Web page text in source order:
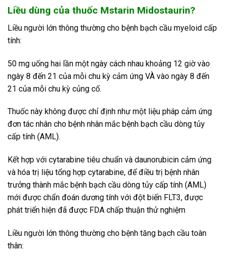
Liều dùng của thuốc Mstarin Midostaurin?
Liều người lớn thông thường cho bệnh bạch cầu myeloid cấp
tính:
50 mg uống hai lần một ngày cách nhau khoảng 12 giờ vào
ngày 8 đến 21 của mỗi chu kỳ cảm ứng VÀ vào ngày 8 đến
21 của mỗi chu kỳ củng cố.
Thuốc này không được chỉ định như một liệu pháp cảm ứng
đơn tác nhân cho bệnh nhân mắc bệnh bạch cầu dòng tủy
cấp tính (AML).
Kết hợp với cytarabine tiêu chuẩn và daunorubicin cảm ứng
và hóa trị liệu tổng hợp cytarabine, để điều trị bệnh nhân
trưởng thành mắc bệnh bạch cầu dòng tủy cấp tính (AML)
mới được chẩn đoán dương tính với đột biến FLT3, được
phát triển hiện đã được FDA chấp thuận thử nghiệm
Liều người lớn thông thường cho bệnh tăng bạch cầu toàn
thân: